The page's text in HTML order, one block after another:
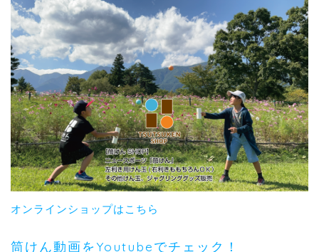
オンラインショップはこちら
筒けん動画をYoutubeでチェック！